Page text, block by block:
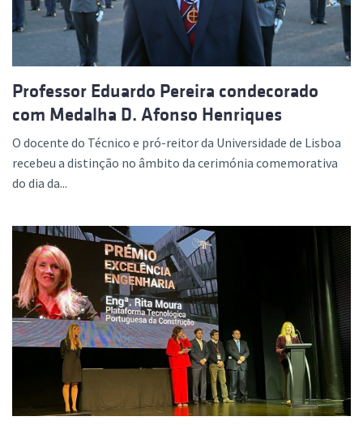
Professor Eduardo Pereira condecorado
com Medalha D. Afonso Henriques
O docente do Técnico e pró-reitor da Universidade de Lisboa
recebeu a distinção no âmbito da cerimónia comemorativa
do dia da...